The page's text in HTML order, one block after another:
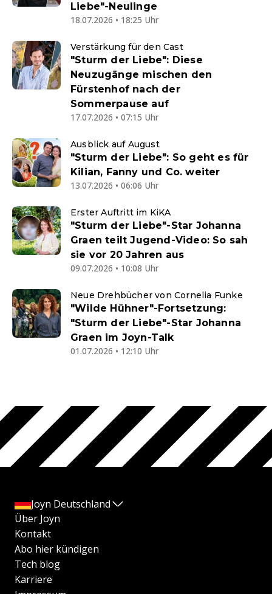
Liebe"-Neulinge
18.07.2026 • 18:25 Uhr
Verstärkung für den Cast
"Sturm der Liebe": Diese
Neuzugänge mischen den
Fürstenhof nach der
Sommerpause auf
17.07.2026 • 07:15 Uhr
Ausblick auf August
"Sturm der Liebe": So geht es für
Kilian, Fanny und Co. weiter
13.07.2026 • 06:06 Uhr
Erster Auftritt im KiKA
"Sturm der Liebe"-Star Johanna
Graen teilt Jugend-Video: So sah
sie vor 20 Jahren aus
09.07.2026 • 10:08 Uhr
Neue Drehbücher von Cornelia Funke
"Wilde Hühner"-Fortsetzung:
"Sturm der Liebe"-Star Johanna
Graen im Joyn-Talk
01.07.2026 • 12:10 Uhr
Joyn Deutschland
Über Joyn
Kontakt
Abo hier kündigen
Tech blog
Karriere